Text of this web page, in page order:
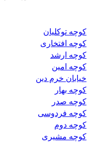
کوچه توکلیان
کوچه افتخاری
کوچه ارشد
کوچه امین
خیابان خرم دین
کوچه بهار
کوچه صدر
کوچه فردوسی
کوچه دوم
کوچه مشیری